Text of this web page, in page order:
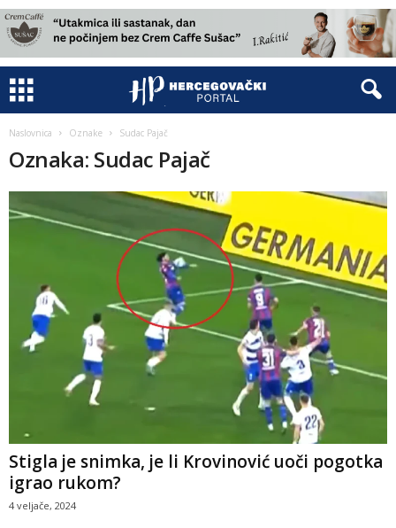
Naslovnica Oznake Sudac Pajač
Oznaka: Sudac Pajač
Stigla je snimka, je li Krovinović uoči pogotka
igrao rukom?
4 veljače, 2024